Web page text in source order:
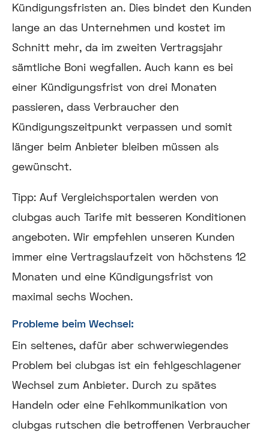
Kündigungsfristen an. Dies bindet den Kunden
lange an das Unternehmen und kostet im
Schnitt mehr, da im zweiten Vertragsjahr
sämtliche Boni wegfallen. Auch kann es bei
einer Kündigungsfrist von drei Monaten
passieren, dass Verbraucher den
Kündigungszeitpunkt verpassen und somit
länger beim Anbieter bleiben müssen als
gewünscht.
Tipp: Auf Vergleichsportalen werden von
clubgas auch Tarife mit besseren Konditionen
angeboten. Wir empfehlen unseren Kunden
immer eine Vertragslaufzeit von höchstens 12
Monaten und eine Kündigungsfrist von
maximal sechs Wochen.
Probleme beim Wechsel:
Ein seltenes, dafür aber schwerwiegendes
Problem bei clubgas ist ein fehlgeschlagener
Wechsel zum Anbieter. Durch zu spätes
Handeln oder eine Fehlkommunikation von
clubgas rutschen die betroffenen Verbraucher